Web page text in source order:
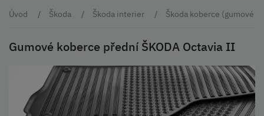
Úvod Škoda Škoda interier Škoda koberce (gumové
Gumové koberce přední ŠKODA Octavia II